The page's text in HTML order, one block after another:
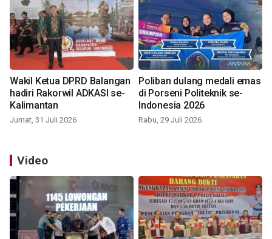
Wakil Ketua DPRD Balangan
hadiri Rakorwil ADKASI se-
Kalimantan
Jumat, 31 Juli 2026
Poliban dulang medali emas
di Porseni Politeknik se-
Indonesia 2026
Rabu, 29 Juli 2026
Video